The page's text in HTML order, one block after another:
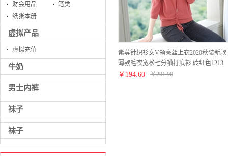
财会用品
笔类
纸张本册
虚拟产品
虚拟充值
牛奶
男士内裤
袜子
袜子
素荨针织衫女V领亮丝上衣2020秋装新款
薄款毛衣宽松七分袖打底衫 砖红色1213
M
￥ 194.60 ￥291.90